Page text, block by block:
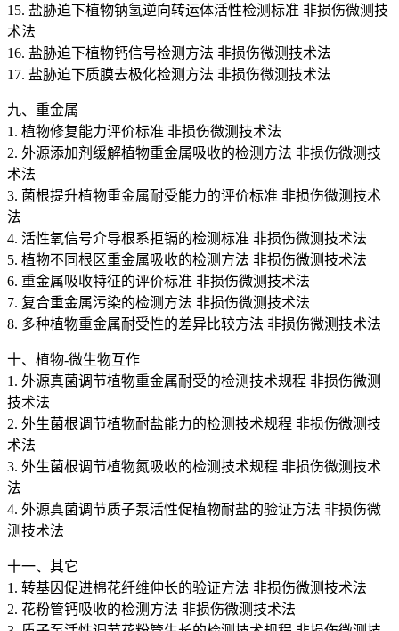
15. 盐胁迫下植物钠氢逆向转运体活性检测标准 非损伤微测技
术法
16. 盐胁迫下植物钙信号检测方法 非损伤微测技术法
17. 盐胁迫下质膜去极化检测方法 非损伤微测技术法
九、重金属
1. 植物修复能力评价标准 非损伤微测技术法
2. 外源添加剂缓解植物重金属吸收的检测方法 非损伤微测技
术法
3. 菌根提升植物重金属耐受能力的评价标准 非损伤微测技术
法
4. 活性氧信号介导根系拒镉的检测标准 非损伤微测技术法
5. 植物不同根区重金属吸收的检测方法 非损伤微测技术法
6. 重金属吸收特征的评价标准 非损伤微测技术法
7. 复合重金属污染的检测方法 非损伤微测技术法
8. 多种植物重金属耐受性的差异比较方法 非损伤微测技术法
十、植物-微生物互作
1. 外源真菌调节植物重金属耐受的检测技术规程 非损伤微测
技术法
2. 外生菌根调节植物耐盐能力的检测技术规程 非损伤微测技
术法
3. 外生菌根调节植物氮吸收的检测技术规程 非损伤微测技术
法
4. 外源真菌调节质子泵活性促植物耐盐的验证方法 非损伤微
测技术法
十一、其它
1. 转基因促进棉花纤维伸长的验证方法 非损伤微测技术法
2. 花粉管钙吸收的检测方法 非损伤微测技术法